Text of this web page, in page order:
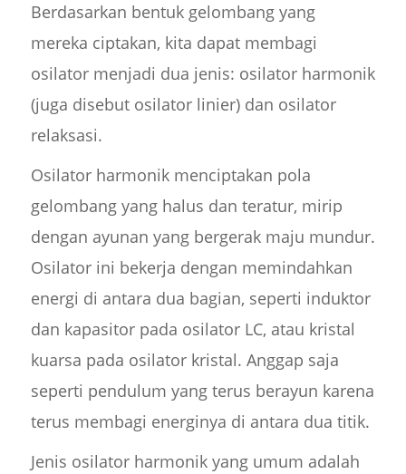
Berdasarkan bentuk gelombang yang
mereka ciptakan, kita dapat membagi
osilator menjadi dua jenis: osilator harmonik
(juga disebut osilator linier) dan osilator
relaksasi.
Osilator harmonik menciptakan pola
gelombang yang halus dan teratur, mirip
dengan ayunan yang bergerak maju mundur.
Osilator ini bekerja dengan memindahkan
energi di antara dua bagian, seperti induktor
dan kapasitor pada osilator LC, atau kristal
kuarsa pada osilator kristal. Anggap saja
seperti pendulum yang terus berayun karena
terus membagi energinya di antara dua titik.
Jenis osilator harmonik yang umum adalah